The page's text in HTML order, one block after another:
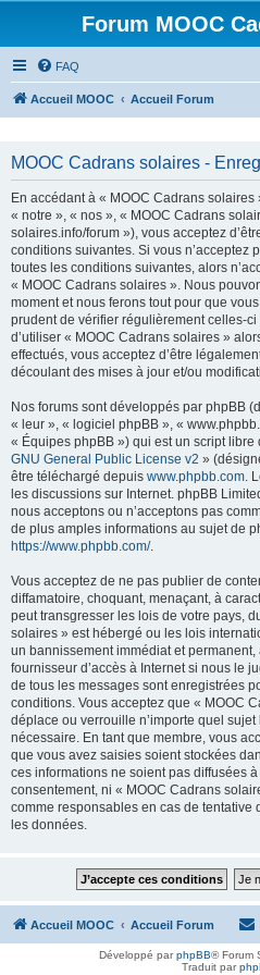
Forum MOOC
FAQ
Accueil MOOC Accueil Forum
MOOC Cadrans solaires -
En accédant à « MOOC Cadrans
« notre », « nos », « MOOC Cadrans
solaires.info/forum »), vous acceptez
conditions suivantes. Si vous n’acceptez
toutes les conditions suivantes, alors
« MOOC Cadrans solaires ». Nous
moment et nous ferons tout pour que
prudent de vérifier régulièrement celles-
d’utiliser « MOOC Cadrans solaires »
effectués, vous acceptez d’être
découlant des mises à jour et/ou
Nos forums sont développés par phpBB
« leur », « logiciel phpBB », «
« Équipes phpBB ») qui est un script
GNU General Public License v2 »
être téléchargé depuis www.phpbb.com.
les discussions sur Internet. phpBB
nous acceptons ou n’acceptons pas
de plus amples informations au sujet de
https://www.phpbb.com/.
Vous acceptez de ne pas publier de
diffamatoire, choquant, menaçant, à
peut transgresser les lois de votre pays,
solaires » est hébergé ou les lois
un bannissement immédiat et
fournisseur d’accès à Internet si nous le
de tous les messages sont enregistrées
conditions. Vous acceptez que « MOOC
déplace ou verrouille n’importe quel
nécessaire. En tant que membre, vous
que vous avez saisies soient stockées
ces informations ne soient pas diffusées
consentement, ni « MOOC Cadrans
comme responsables en cas de tentative
les données.
Accueil MOOC Accueil Forum
Développé parphpBB® Forum
Traduit par